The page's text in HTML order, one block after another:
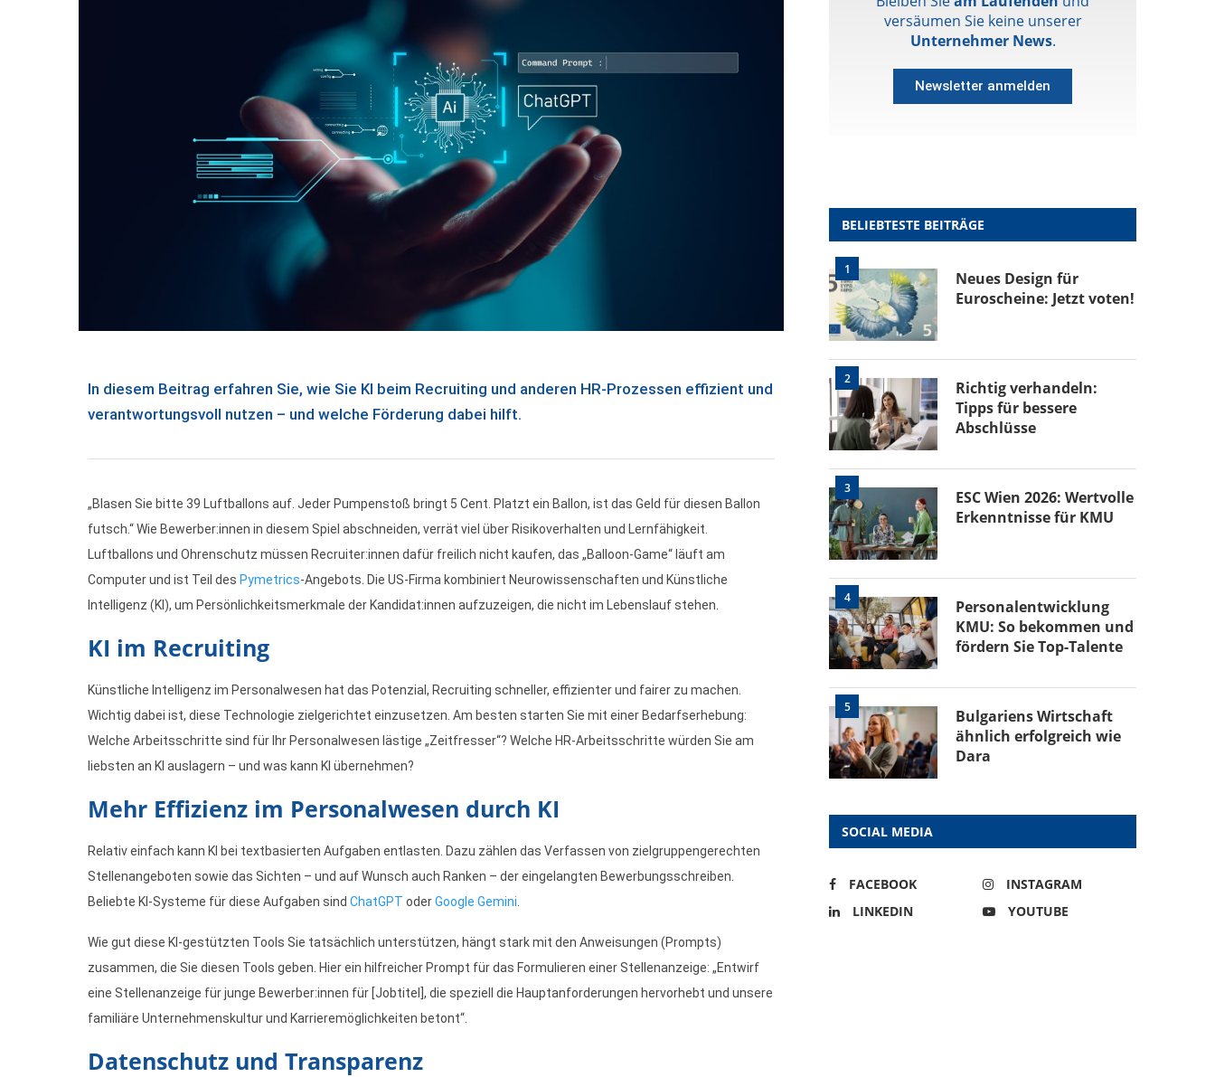
In diesem Beitrag erfahren Sie, wie Sie KI beim Recruiting und anderen HR-Prozessen effizient und
verantwortungsvoll nutzen – und welche Förderung dabei hilft.
„Blasen Sie bitte 39 Luftballons auf. Jeder Pumpenstoß bringt 5 Cent. Platzt ein Ballon, ist das Geld für diesen Ballon
futsch.“ Wie Bewerber:innen in diesem Spiel abschneiden, verrät viel über Risikoverhalten und Lernfähigkeit.
Luftballons und Ohrenschutz müssen Recruiter:innen dafür freilich nicht kaufen, das „Balloon-Game“ läuft am
Computer und ist Teil des Pymetrics-Angebots. Die US-Firma kombiniert Neurowissenschaften und Künstliche
Intelligenz (KI), um Persönlichkeitsmerkmale der Kandidat:innen aufzuzeigen, die nicht im Lebenslauf stehen.
KI im Recruiting
Künstliche Intelligenz im Personalwesen hat das Potenzial, Recruiting schneller, effizienter und fairer zu machen.
Wichtig dabei ist, diese Technologie zielgerichtet einzusetzen. Am besten starten Sie mit einer Bedarfserhebung:
Welche Arbeitsschritte sind für Ihr Personalwesen lästige „Zeitfresser“? Welche HR-Arbeitsschritte würden Sie am
liebsten an KI auslagern – und was kann KI übernehmen?
Mehr Effizienz im Personalwesen durch KI
Relativ einfach kann KI bei textbasierten Aufgaben entlasten. Dazu zählen das Verfassen von zielgruppengerechten
Stellenangeboten sowie das Sichten – und auf Wunsch auch Ranken – der eingelangten Bewerbungsschreiben.
Beliebte KI-Systeme für diese Aufgaben sind ChatGPT oderGoogle Gemini
Wie gut diese KI-gestützten Tools Sie tatsächlich unterstützen, hängt stark mit den Anweisungen (Prompts)
zusammen, die Sie diesen Tools geben. Hier ein hilfreicher Prompt für das Formulieren einer Stellenanzeige: „Entwirf
eine Stellenanzeige für junge Bewerber:innen für [Jobtitel], die speziell die Hauptanforderungen hervorhebt und unsere
familiäre Unternehmenskultur und Karrieremöglichkeiten betont“.
Datenschutz und Transparenz
versäumen Sie keine unserer
Unternehmer News.
Newsletter anmelden
BELIEBTESTE BEITRÄGE
1
Neues Design für
Euroscheine: Jetzt voten!
2
Richtig verhandeln:
Tipps für bessere
Abschlüsse
3
ESC Wien 2026: Wertvolle
Erkenntnisse für KMU
4
Personalentwicklung
KMU: So bekommen und
fördern Sie Top-Talente
5
Bulgariens Wirtschaft
ähnlich erfolgreich wie
Dara
SOCIAL MEDIA
FACEBOOK
INSTAGRAM
LINKEDIN
YOUTUBE